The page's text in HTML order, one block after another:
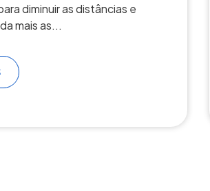
diminuir as distâncias e
mais as...